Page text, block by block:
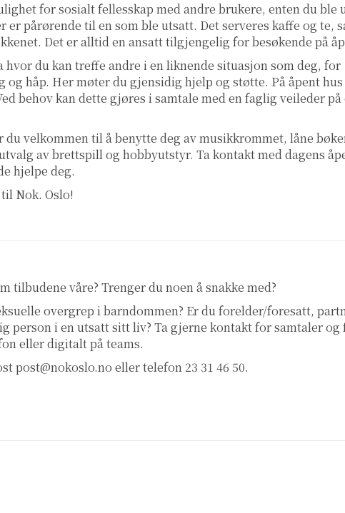
for sosialt fellesskap med andre brukere, enten du ble
er pårørende til en som ble utsatt. Det serveres kaffe og te,
Det er alltid en ansatt tilgjengelig for besøkende på
hvor du kan treffe andre i en liknende situasjon som deg, for
og håp. Her møter du gjensidig hjelp og støtte. På åpent
behov kan dette gjøres i samtale med en faglig veileder på
du velkommen til å benytte deg av musikkrommet, låne
av brettspill og hobbyutstyr. Ta kontakt med dagens
hjelpe deg.
Nok. Oslo!
tilbudene våre? Trenger du noen å snakke med?
overgrep i barndommen? Er du forelder/foresatt,
person i en utsatt sitt liv? Ta gjerne kontakt for samtaler
eller digitalt på teams.
post@nokoslo.no eller telefon 23 31 46 50.